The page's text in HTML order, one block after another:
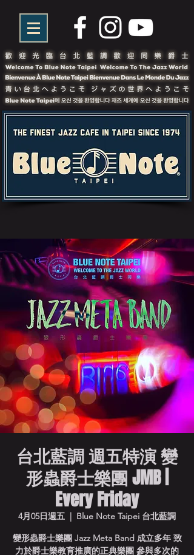
台北藍調 週五特演 變
形蟲爵士樂團 JMB |
Every Friday
4月05日週五
  |
Blue Note Taipei 台北藍調
變形蟲爵士樂團 Jazz Meta Band 成立多年 致
力於爵士樂教育推廣的正典樂團 參與多次的